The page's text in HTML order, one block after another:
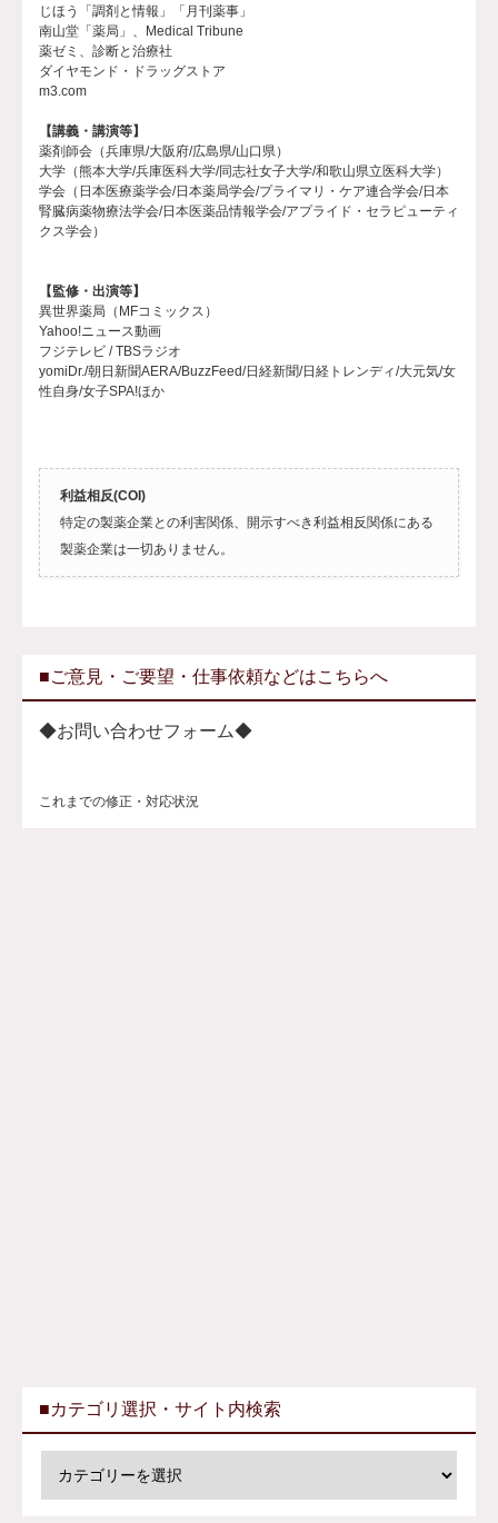
じほう「調剤と情報」「月刊薬事」
南山堂「薬局」、Medical Tribune
薬ゼミ、診断と治療社
ダイヤモンド・ドラッグストア
m3.com
【講義・講演等】
薬剤師会（兵庫県/大阪府/広島県/山口県）
大学（熊本大学/兵庫医科大学/同志社女子大学/和歌山県立医科大学）
学会（日本医療薬学会/日本薬局学会/プライマリ・ケア連合学会/日本
腎臓病薬物療法学会/日本医薬品情報学会/アプライド・セラピューティ
クス学会）
【監修・出演等】
異世界薬局（MFコミックス）
Yahoo!ニュース動画
フジテレビ / TBSラジオ
yomiDr./朝日新聞AERA/BuzzFeed/日経新聞/日経トレンディ/大元気/女
性自身/女子SPA!ほか
利益相反(COI)
特定の製薬企業との利害関係、開示すべき利益相反関係にある
製薬企業は一切ありません。
■ご意見・ご要望・仕事依頼などはこちらへ
◆お問い合わせフォーム◆
これまでの修正・対応状況
■カテゴリ選択・サイト内検索